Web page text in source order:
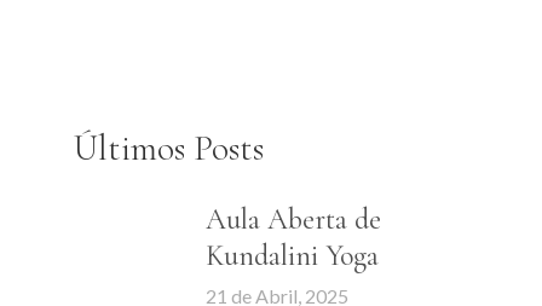
Últimos Posts
Aula Aberta de
Kundalini Yoga
21 de Abril, 2025